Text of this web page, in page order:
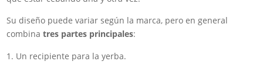
Su diseño puede variar según la marca, pero en general
combinatres partes principales:
Un recipiente para la yerba.